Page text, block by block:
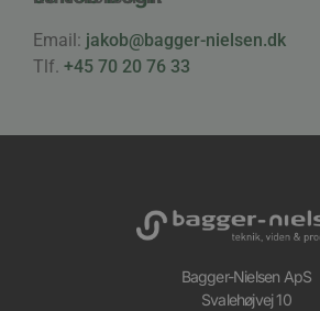
Email: jakob@bagger-nielsen.dk
Tlf. +45 70 20 76 33
Bagger-Nielsen ApS
Svalehøjvej 10